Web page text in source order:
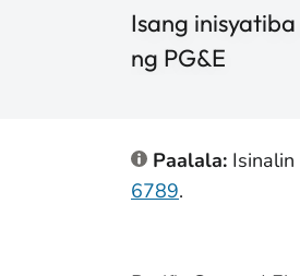
Isang
ng PG&E
Paalala:
6789.